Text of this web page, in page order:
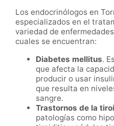
Los endocrinólogos en
especializados en el
variedad de
cuales se encuentran:
Diabetes mellitus.
que afecta la
producir o usar
que resulta en
sangre.
Trastornos de la
patologías como